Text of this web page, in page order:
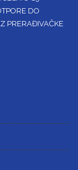
DO
PRERAĐIVAČKE